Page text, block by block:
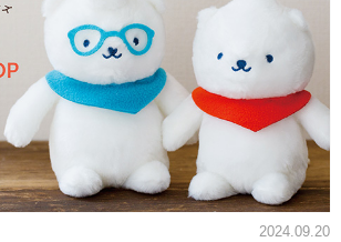
2024.09.20